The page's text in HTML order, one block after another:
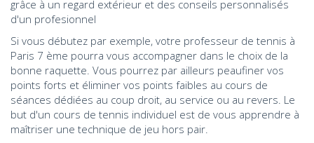
grâce à un regard extérieur et des conseils personnalisés
d'un profesionnel
Si vous débutez par exemple, votre professeur de tennis à
Paris 7 ème pourra vous accompagner dans le choix de la
bonne raquette. Vous pourrez par ailleurs peaufiner vos
points forts et éliminer vos points faibles au cours de
séances dédiées au coup droit, au service ou au revers. Le
but d'un cours de tennis individuel est de vous apprendre à
maîtriser une technique de jeu hors pair.